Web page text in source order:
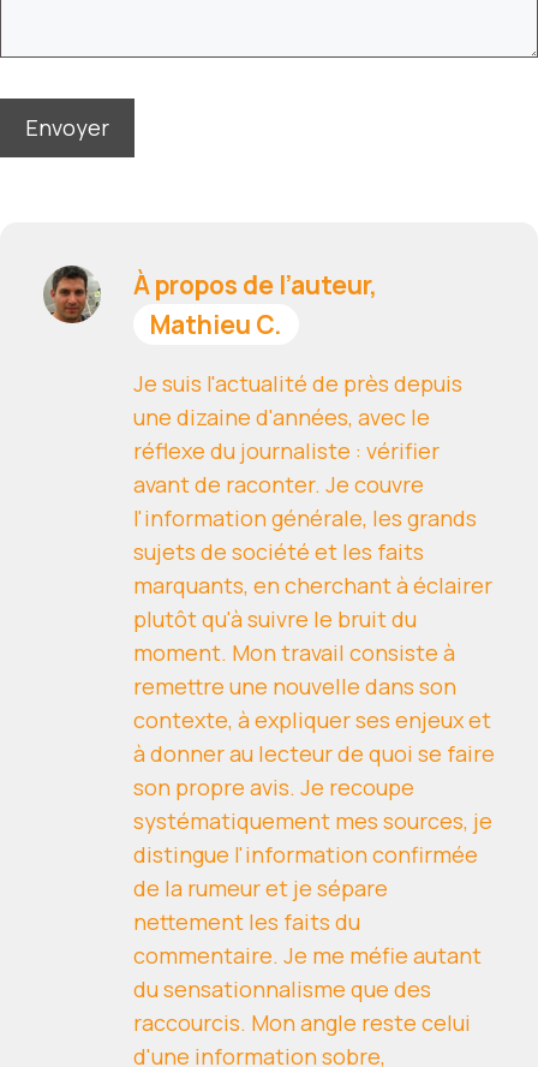
À propos de l’auteur,
Mathieu C.
Je suis l'actualité de près depuis
une dizaine d'années, avec le
réflexe du journaliste : vérifier
avant de raconter. Je couvre
l'information générale, les grands
sujets de société et les faits
marquants, en cherchant à éclairer
plutôt qu'à suivre le bruit du
moment. Mon travail consiste à
remettre une nouvelle dans son
contexte, à expliquer ses enjeux et
à donner au lecteur de quoi se faire
son propre avis. Je recoupe
systématiquement mes sources, je
distingue l'information confirmée
de la rumeur et je sépare
nettement les faits du
commentaire. Je me méfie autant
du sensationnalisme que des
raccourcis. Mon angle reste celui
d'une information sobre,